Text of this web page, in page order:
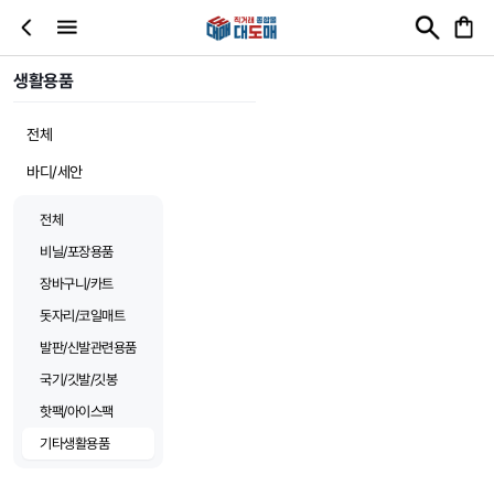
생활용품
전체
바디/세안
전체
비닐/포장용품
장바구니/카트
돗자리/코일매트
발판/신발관련용품
국기/깃발/깃봉
핫팩/아이스팩
기타생활용품